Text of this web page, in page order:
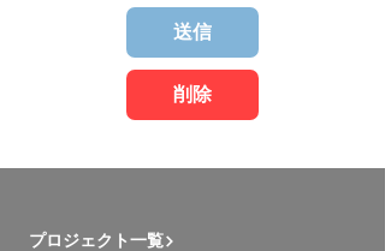
送信
削除
プロジェクト一覧